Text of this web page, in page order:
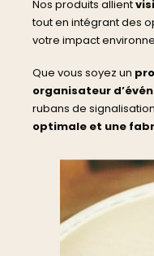
Nos produits allient
tout en intégrant des
votre impact
Que vous soyez un
organisateur
rubans de
optimale et une